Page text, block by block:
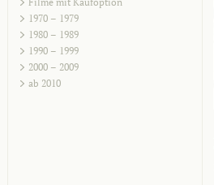
1970 – 1979
1980 – 1989
1990 – 1999
2000 – 2009
ab 2010